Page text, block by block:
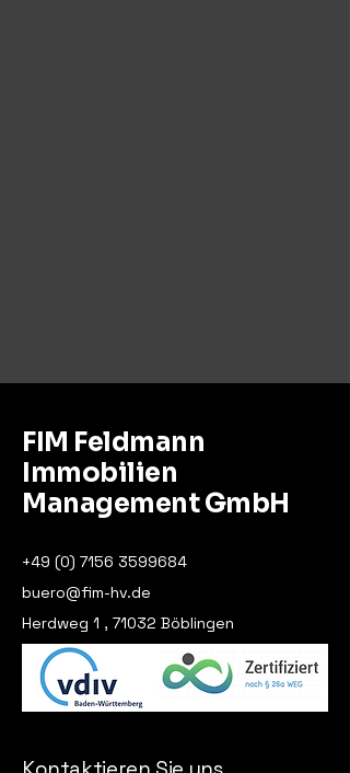
FIM Feldmann
Immobilien
Management GmbH
+49 (0) 7156 3599684
buero@fim-hv.de
Herdweg 1 , 71032 Böblingen